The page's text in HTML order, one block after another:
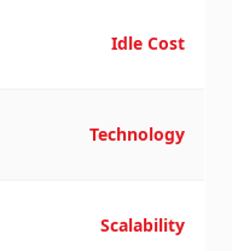
Idle Cost
Technology
Scalability